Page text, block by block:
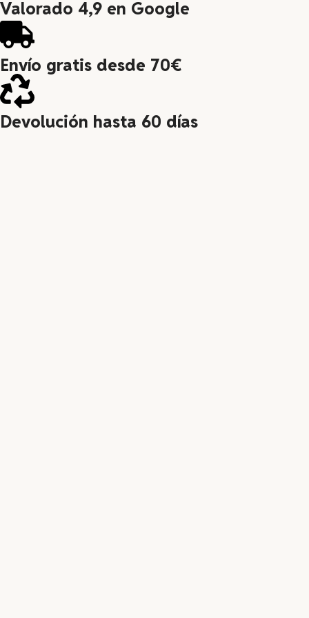
Valorado 4,9 en Google
Envío gratis desde 70€
Devolución hasta 60 días